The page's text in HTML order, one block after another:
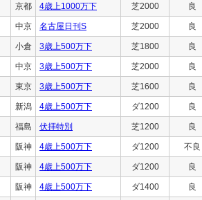
京都 4歳上1000万下 芝2000 良
中京 名古屋日刊S 芝2000 良
小倉 3歳上500万下 芝1800 良
中京 3歳上500万下 芝2000 良
東京 3歳上500万下 芝1600 良
新潟 4歳上500万下 ダ1200 良
福島 伏拝特別 芝1200 良
阪神 4歳上500万下 ダ1200 不良
阪神 4歳上500万下 ダ1200 良
阪神 4歳上500万下 ダ1400 良